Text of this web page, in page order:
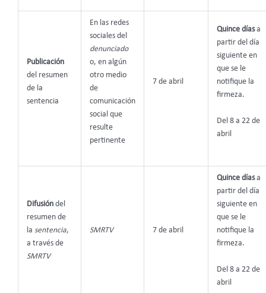
Publicación
del resumen
de la
sentencia
En las redes
sociales del
denunciado
o, en algún
otro medio
de
comunicación
social que
resulte
pertinente
7 de abril
Quince díasa
partir del día
siguiente en
que se le
notifique la
firmeza.
Del 8 a 22 de
abril
Difusióndel
resumen de
la sentencia,
a través de
SMRTV
SMRTV 7 de abril
Quince díasa
partir del día
siguiente en
que se le
notifique la
firmeza.
Del 8 a 22 de
abril